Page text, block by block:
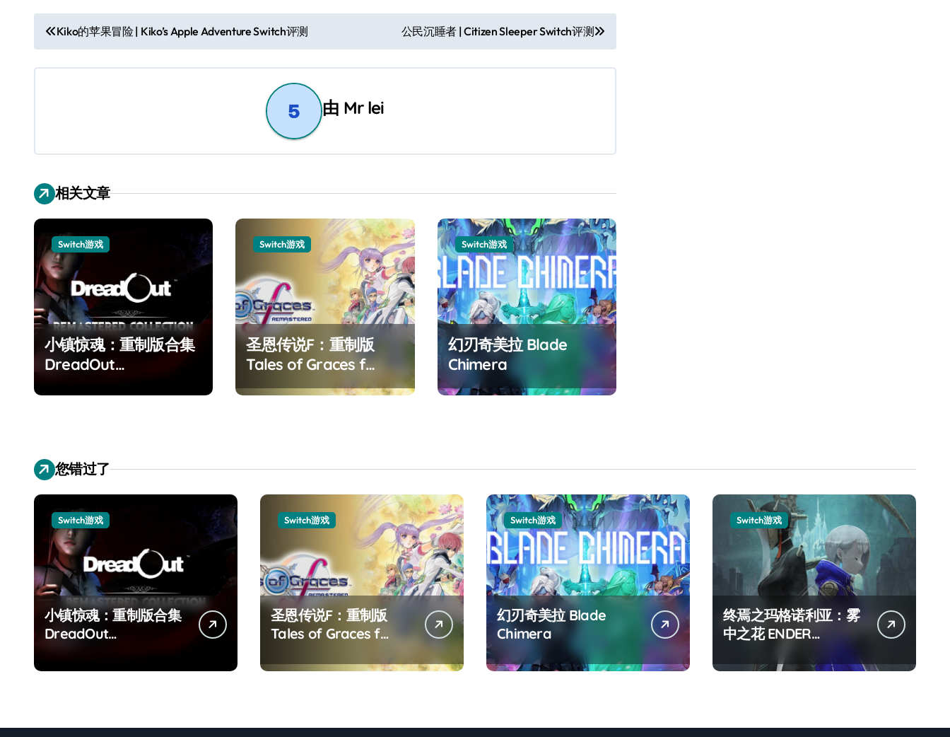
文
章
Kiko的苹果冒险 | Kiko’s Apple Adventure Switch评测 公民沉睡者 | Citizen Sleeper Switch评测
由 Mr lei
相关文章
Switch游戏
小镇惊魂：重制版合集
DreadOut
Remastered
Switch游戏
圣恩传说F：重制版
Tales of Graces f
Remastered
Switch游戏
幻刃奇美拉 Blade
Chimera
您错过了
Switch游戏
小镇惊魂：重制版合集
DreadOut
Remastered
Collection
Switch游戏
圣恩传说F：重制版
Tales of Graces f
Switch游戏
幻刃奇美拉 Blade
Chimera
Switch游戏
终焉之玛格诺利亚：雾
中之花 ENDER
the mist